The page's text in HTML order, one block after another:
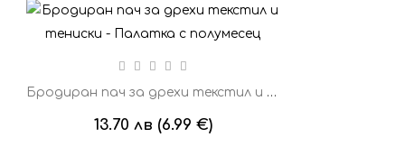
Бродиран пач за дрехи текстил и тениски - Палатка с полумесец
13.70 лв (6.99 €)